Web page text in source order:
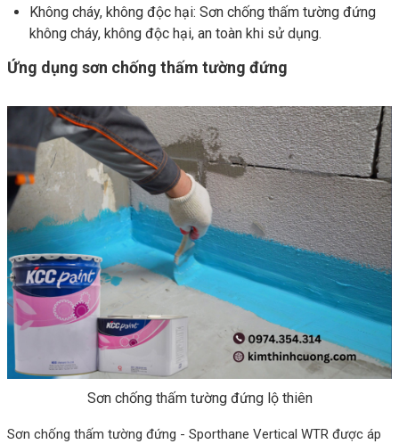
Không cháy, không độc hại: Sơn chống thấm tường đứng
không cháy, không độc hại, an toàn khi sử dụng.
Ứng dụng sơn chống thấm tường đứng
Sơn chống thấm tường đứng lộ thiên
Sơn chống thấm tường đứng - Sporthane Vertical WTR được áp